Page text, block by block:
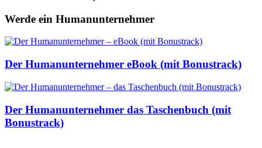
Werde ein Humanunternehmer
Der Humanunternehmer eBook (mit Bonustrack)
Der Humanunternehmer das Taschenbuch (mit
Bonustrack)